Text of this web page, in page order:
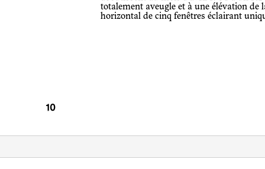
totalement aveugle et à une élévation de
horizontal de cinq fenêtres éclairant